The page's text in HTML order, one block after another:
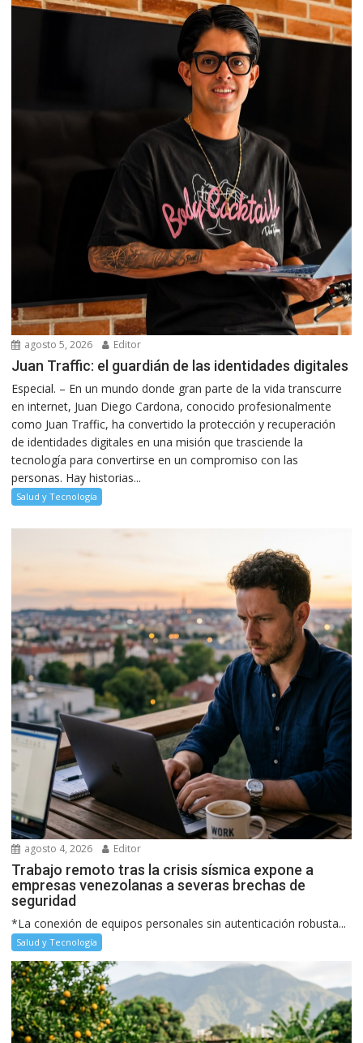
agosto 5, 2026 Editor
Juan Traffic: el guardián de las identidades digitales
Especial. – En un mundo donde gran parte de la vida transcurre
en internet, Juan Diego Cardona, conocido profesionalmente
como Juan Traffic, ha convertido la protección y recuperación
de identidades digitales en una misión que trasciende la
tecnología para convertirse en un compromiso con las
personas. Hay historias...
Salud y Tecnología
agosto 4, 2026 Editor
Trabajo remoto tras la crisis sísmica expone a
empresas venezolanas a severas brechas de
seguridad
*La conexión de equipos personales sin autenticación robusta...
Salud y Tecnología